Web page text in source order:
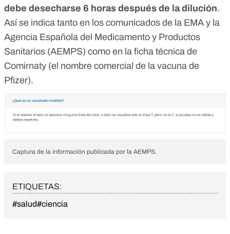
debe desecharse 6 horas después de la dilución.
Así se indica tanto en los comunicados de la EMA y la
Agencia Española del Medicamento y Productos
Sanitarios (AEMPS) como en la ficha técnica de
Comirnaty (el nombre comercial de la vacuna de
Pfizer).
Captura de la información publicada por la AEMPS.
ETIQUETAS:
#salud#ciencia